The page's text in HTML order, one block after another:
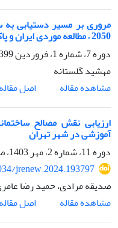
2050 – مطالعه موردی ایران و پاکستان
دوره 7، شماره 1، فروردین 1399، صفحه
مهشید گلستانه
مشاهده مقاله
اصل مقاله
ارزیابی نقش مصالح
آموزشی در شهر تهران
دوره 11، شماره 2، مهر 1403، صفحه
jrenew.2024.193797
صدیقه مرادی، حمید رضا
مشاهده مقاله
اصل مقاله